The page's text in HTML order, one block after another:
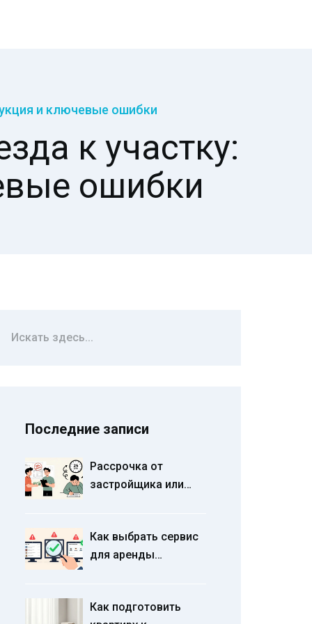
и ключевые ошибки
к участку:
ошибки
Последние записи
Рассрочка от
застройщика или
году
Как выбрать сервис
для аренды
фейковые
Как подготовить